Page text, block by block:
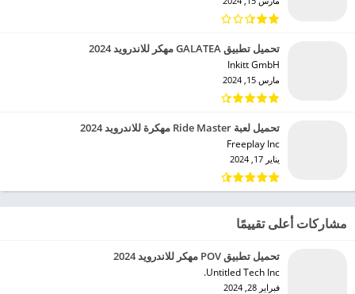
تحميل تطبيق GALATEA مهكر للاندرويد 2024
Inkitt GmbH‏
مارس 15, 2024
تحميل لعبة Ride Master مهكرة للاندرويد 2024
Freeplay Inc‏
يناير 17, 2024
مشاركات أعلى تقييمًا
تحميل تطبيق POV مهكر للاندرويد 2024
Untitled Tech Inc.‏
فبراير 28, 2024